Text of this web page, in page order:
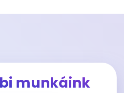
munkáink